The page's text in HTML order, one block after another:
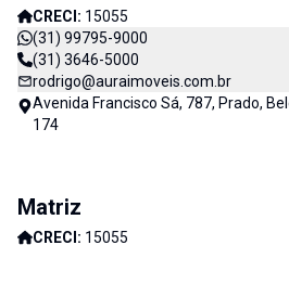
CRECI: 15055
(31) 99795-9000
(31) 3646-5000
rodrigo@auraimoveis.com.br
Avenida Francisco Sá, 787, Prado,
174
Matriz
CRECI: 15055